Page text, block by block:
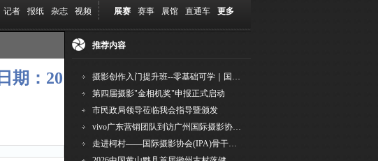
记者 报纸 杂志 视频 展赛 赛事 展馆 直通车 更多
期：20
推荐内容
摄影创作入门提升班--零基础可学｜国际评委授课｜手机·相机均可｜AI工具｜摄影比赛指
第四届摄影"金相机奖"申报正式启动
市民政局领导莅临我会指导暨颁发
vivo广东营销团队到访广州国际摄影协会 共商合作事宜
走进柯村——国际摄影协会(IPA)骨干采风安徽行之6